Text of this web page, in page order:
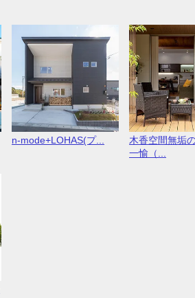
n-mode+LOHAS(プ...
木香空間無垢
一愉（...